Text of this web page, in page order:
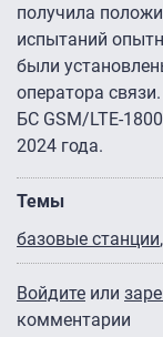
получила
испытаний
были
оператора
БС GSM/LTE-
2024 года.
Темы
базовые станции
Войдите или
комментарии